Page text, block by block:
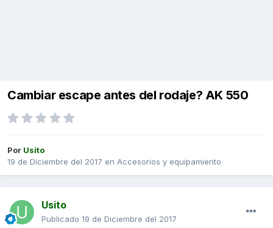
Cambiar escape antes del rodaje? AK 550
Por Usito
19 de Diciembre del 2017 en Accesorios y equipamiento
Usito
Publicado 19 de Diciembre del 2017